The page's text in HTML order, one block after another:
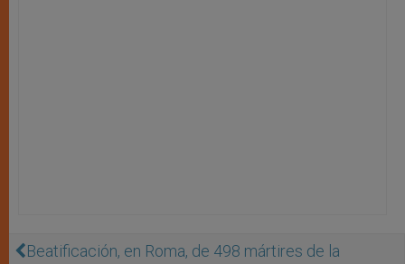
Beatificación, en Roma, de 498 mártires de la